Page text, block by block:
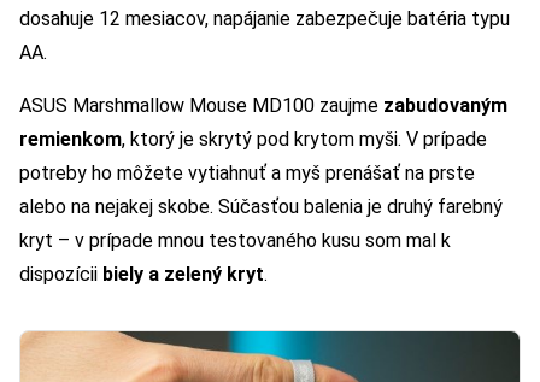
dosahuje 12 mesiacov, napájanie zabezpečuje batéria typu
AA.
ASUS Marshmallow Mouse MD100 zaujme zabudovaným
remienkom, ktorý je skrytý pod krytom myši. V prípade
potreby ho môžete vytiahnuť a myš prenášať na prste
alebo na nejakej skobe. Súčasťou balenia je druhý farebný
kryt – v prípade mnou testovaného kusu som mal k
dispozícii biely a zelený kryt.